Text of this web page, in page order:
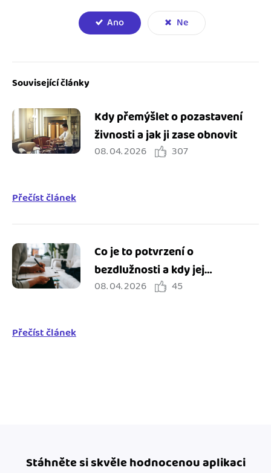
Ano Ne
Související články
Kdy přemýšlet o pozastavení
živnosti a jak ji zase obnovit
08. 04. 2026 307
Přečíst článek
Co je to potvrzení o
bezdlužnosti a kdy jej
potřebuji?
08. 04. 2026 45
Přečíst článek
Stáhněte si skvěle hodnocenou aplikaci